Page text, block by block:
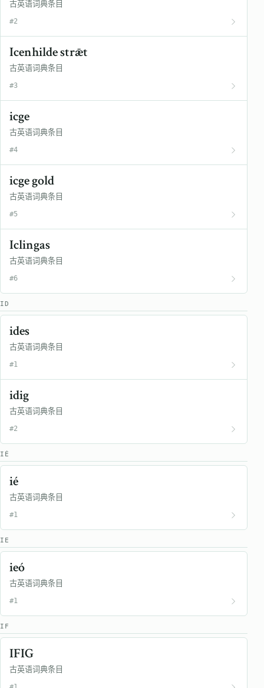
古英语词典条目
#2
Icenhilde strǣt
古英语词典条目
#3
icge
古英语词典条目
#4
icge gold
古英语词典条目
#5
Iclingas
古英语词典条目
#6
ID
ides
古英语词典条目
#1
idig
古英语词典条目
#2
IÉ
ié
古英语词典条目
#1
IE
ieó
古英语词典条目
#1
IF
IFIG
古英语词典条目